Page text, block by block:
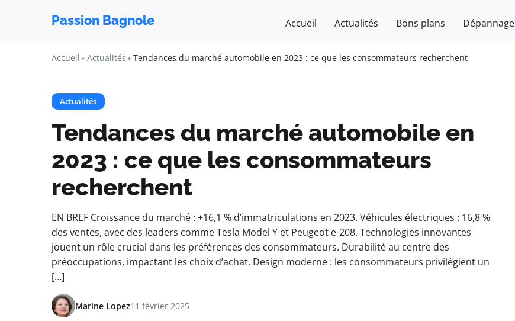
Passion Bagnole Accueil Actualités Bons plans Dépannage
Accueil Actualités Tendances du marché automobile en 2023 : ce que les consommateurs recherchent
Actualités
Tendances du marché automobile en
2023 : ce que les consommateurs
recherchent
EN BREF Croissance du marché : +16,1 % d’immatriculations en 2023. Véhicules électriques : 16,8 %
des ventes, avec des leaders comme Tesla Model Y et Peugeot e-208. Technologies innovantes
jouent un rôle crucial dans les préférences des consommateurs. Durabilité au centre des
préoccupations, impactant les choix d’achat. Design moderne : les consommateurs privilégient un
[…]
Marine Lopez11 février 2025